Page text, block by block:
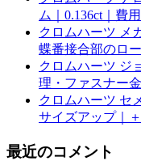
ム｜0.136ct｜費
クロムハーツ メ
蝶番接合部のロ
クロムハーツ ジ
理・ファスナー
クロムハーツ セ
サイズアップ｜
最近のコメント